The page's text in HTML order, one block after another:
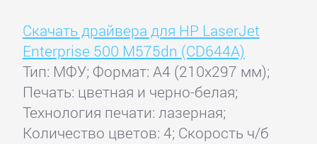
Скачать драйвера для HP LaserJet
Enterprise 500 M575dn (CD644A)
Тип: МФУ; Формат: A4 (210x297 мм);
Печать: цветная и черно-белая;
Технология печати: лазерная;
Количество цветов: 4; Скорость ч/б